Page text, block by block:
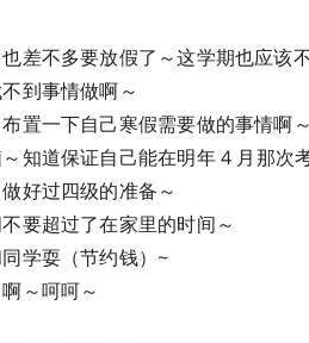
差不多要放假了～这学期也应该
到事情做啊～
置一下自己寒假需要做的事情啊～
知道保证自己能在明年 4 月那次
好过四级的准备～
要超过了在家里的时间～
学耍（节约钱）~
～呵呵～